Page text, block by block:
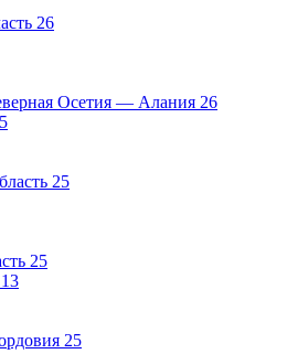
26
Осетия — Алания 26
25
25
13
25